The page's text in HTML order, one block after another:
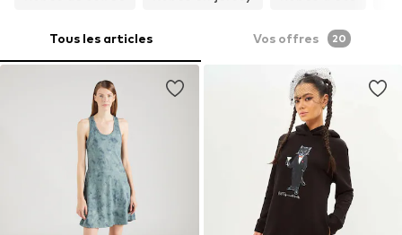
Tous les articles Vos offres 20